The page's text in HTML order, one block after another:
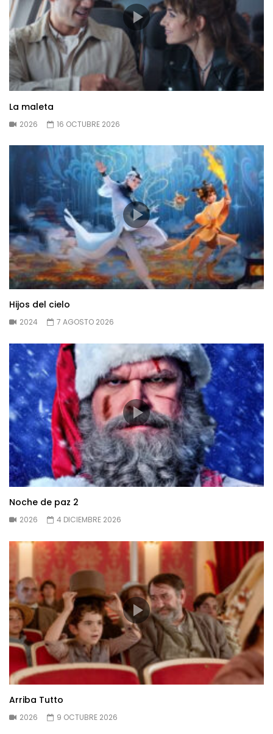
La maleta
2026 16 OCTUBRE 2026
Hijos del cielo
2024 7 AGOSTO 2026
Noche de paz 2
2026 4 DICIEMBRE 2026
Arriba Tutto
2026 9 OCTUBRE 2026